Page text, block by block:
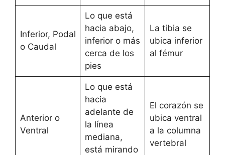
Inferior, Podal
o Caudal
Lo que está
hacia abajo,
inferior o más
cerca de los
pies
La tibia se
ubica inferior
al fémur
Anterior o
Ventral
Lo que está
hacia
adelante de
la línea
mediana,
está mirando
El corazón se
ubica ventral
a la columna
vertebral